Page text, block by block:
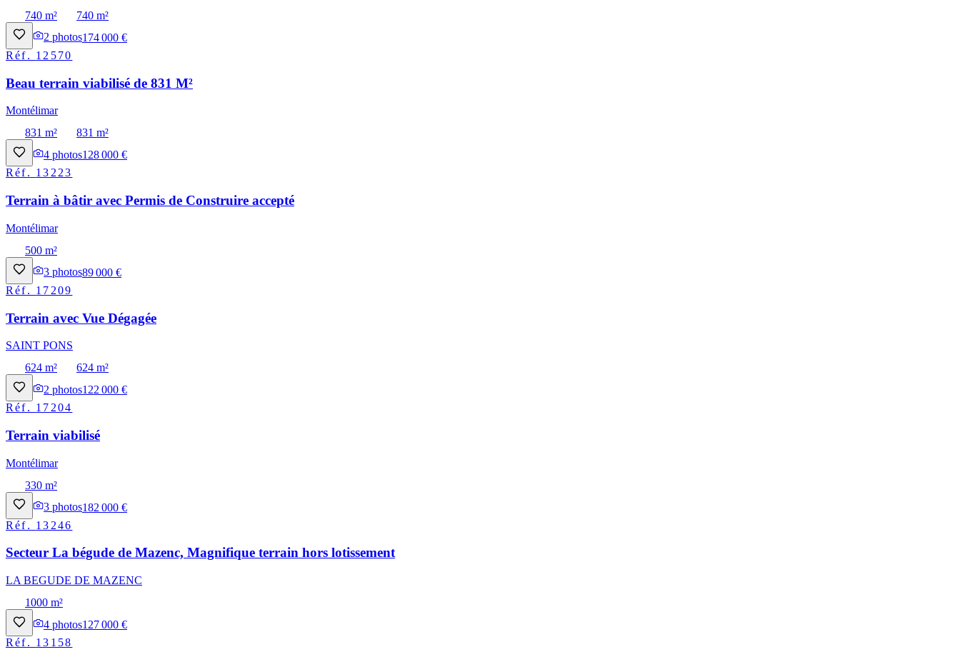
740 m²
740 m²
2 photos174 000 €
Réf. 12570
Beau terrain viabilisé de 831 M²
Montélimar
831 m²
831 m²
4 photos128 000 €
Réf. 13223
Terrain à bâtir avec Permis de Construire accepté
Montélimar
500 m²
3 photos89 000 €
Réf. 17209
Terrain avec Vue Dégagée
SAINT PONS
624 m²
624 m²
2 photos122 000 €
Réf. 17204
Terrain viabilisé
Montélimar
330 m²
3 photos182 000 €
Réf. 13246
Secteur La bégude de Mazenc, Magnifique terrain hors lotissement
LA BEGUDE DE MAZENC
1000 m²
4 photos127 000 €
Réf. 13158